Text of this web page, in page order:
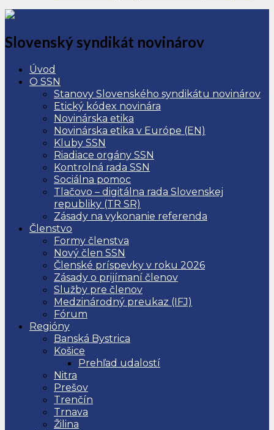
Slovenský syndikát novinárov
Úvod
O SSN
Stanovy Slovenského syndikátu novinárov
Etický kódex novinára
Novinárska etika
Novinárska etika v Európe (EN)
Kluby SSN
Riadiace orgány SSN
Kontrolná rada SSN
Sociálna pomoc
Tlačovo – digitálna rada Slovenskej
republiky (TR SR)
Zásady na vykonanie referenda
Členstvo
Formy členstva
Nový člen SSN
Členské príspevky v roku 2026
Zásady o prijímaní členov
Služby pre členov
Medzinárodný preukaz (IFJ)
Fórum
Regióny
Banská Bystrica
Košice
Prehľad udalostí
Nitra
Prešov
Trenčín
Trnava
Žilina